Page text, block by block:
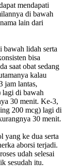
mendapati
di bawah
lain dari
bawah lidah serta
bisa
saat obat sedang
kalau
jam lantas,
lagi di bawah
30 menit. Ke-3,
200 mcg) lagi di
30 menit.
yang ke dua serta
aborsi terjadi.
udah selesai
sesudah itu.